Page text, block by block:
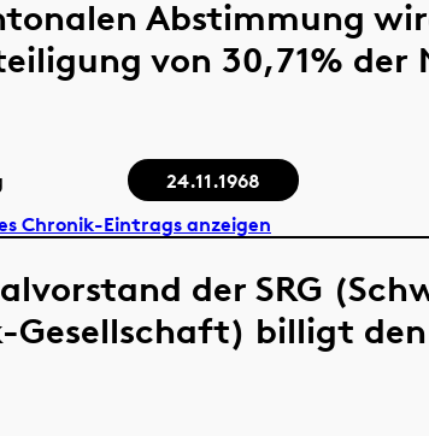
Abstimmung
von 30,71% der
24.11.1968
Chronik-Eintrags anzeigen
der SRG
Gesellschaft) billigt